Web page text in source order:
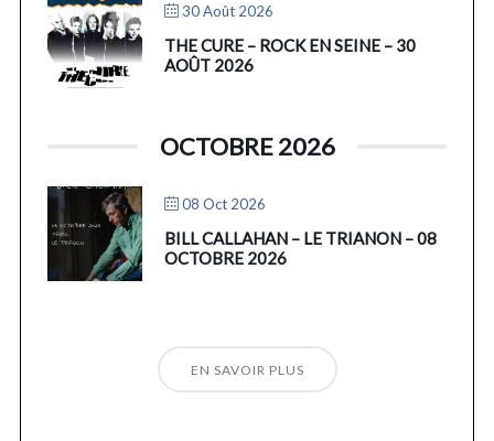
30 Août 2026
THE CURE – ROCK EN SEINE – 30
AOÛT 2026
OCTOBRE 2026
08 Oct 2026
BILL CALLAHAN – LE TRIANON – 08
OCTOBRE 2026
EN SAVOIR PLUS